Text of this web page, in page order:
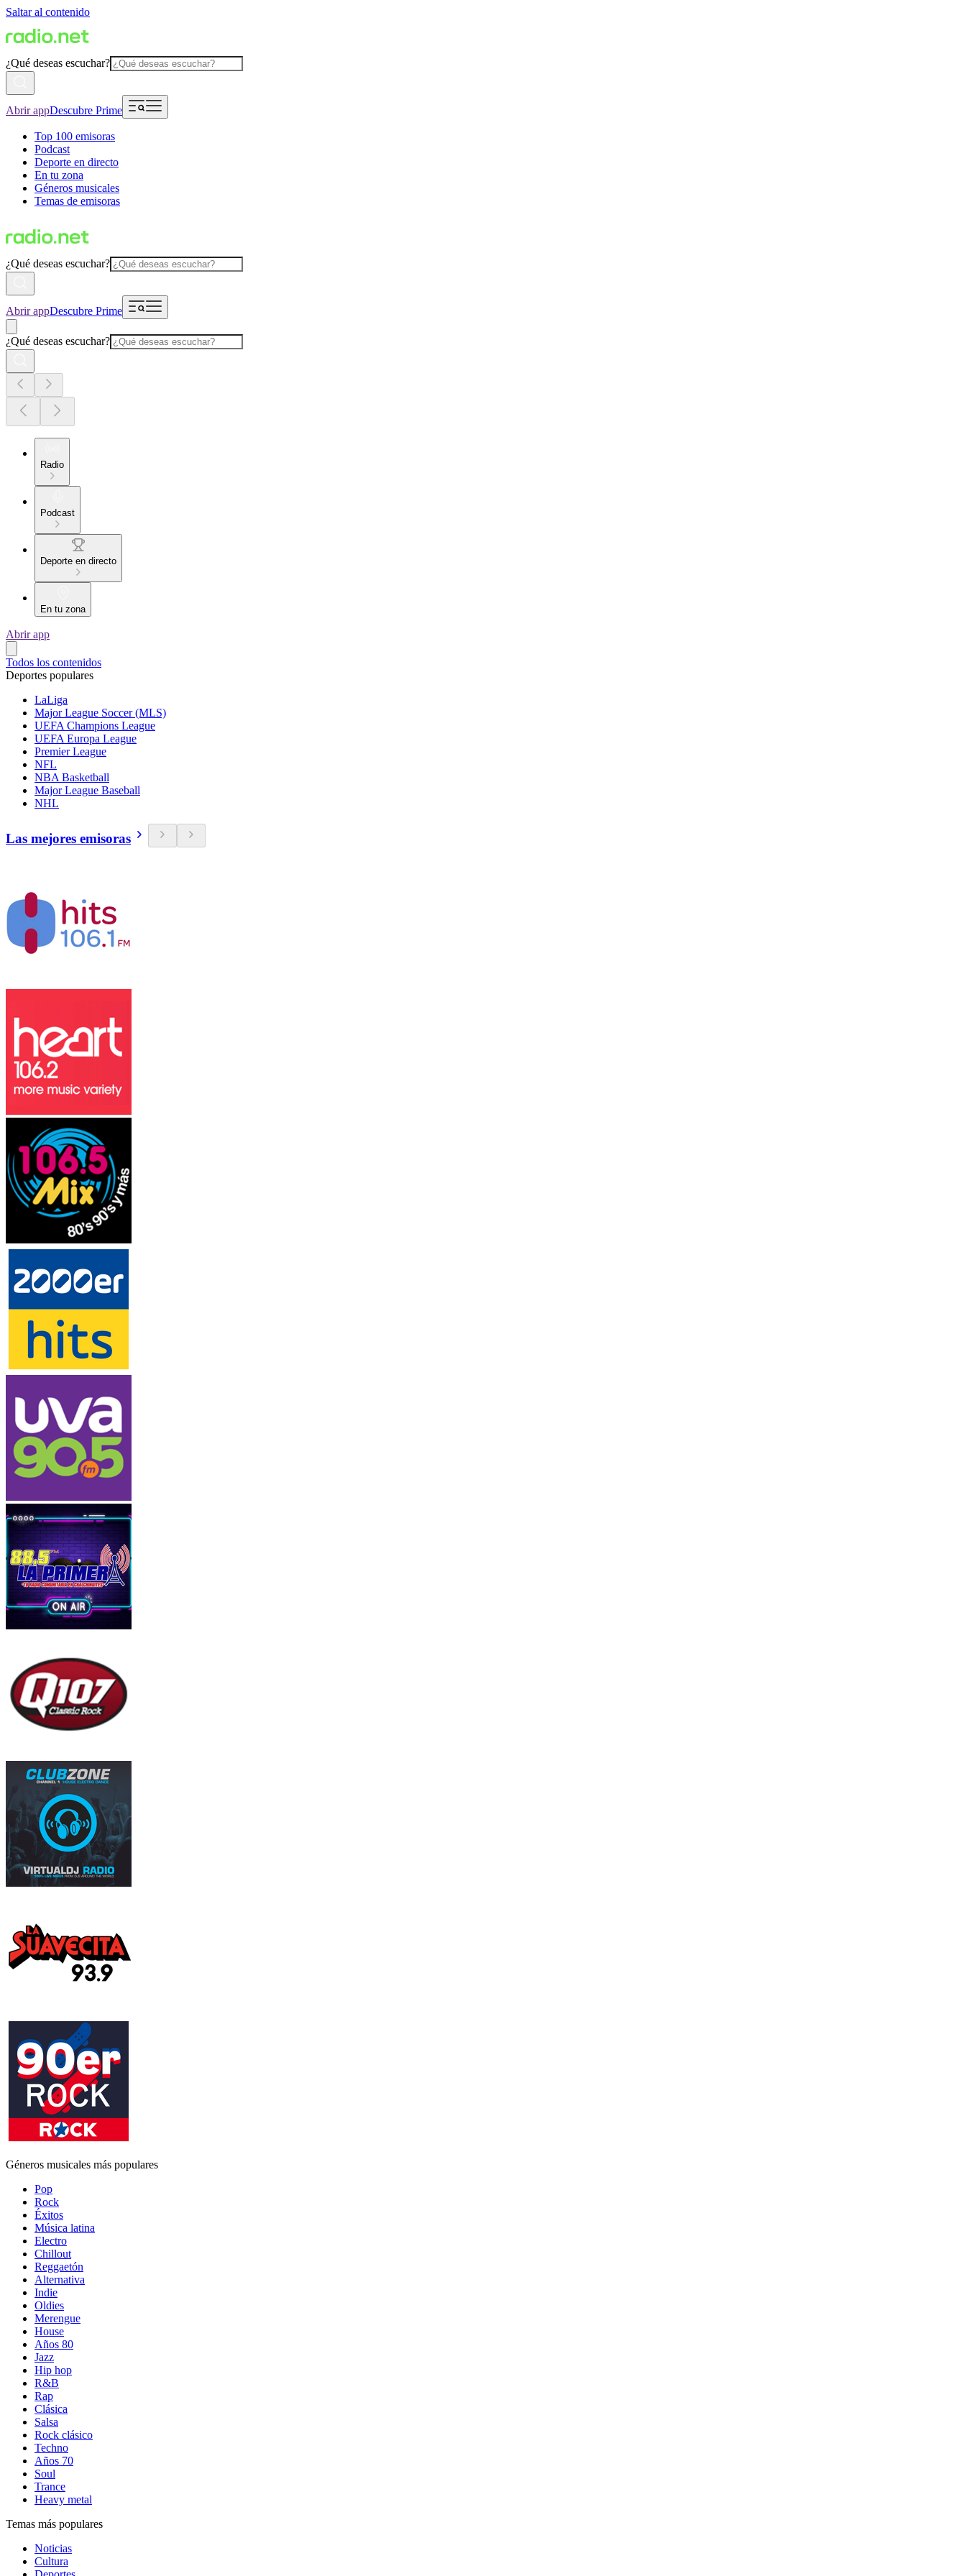
Saltar al contenido
¿Qué deseas escuchar?
Abrir appDescubre Prime
Top 100 emisoras
Podcast
Deporte en directo
En tu zona
Géneros musicales
Temas de emisoras
¿Qué deseas escuchar?
Abrir appDescubre Prime
¿Qué deseas escuchar?
Radio
Podcast
Deporte en directo
En tu zona
Abrir app
Todos los contenidos
Deportes populares
LaLiga
Major League Soccer (MLS)
UEFA Champions League
UEFA Europa League
Premier League
NFL
NBA Basketball
Major League Baseball
NHL
Las mejores emisoras
Géneros musicales más populares
Pop
Rock
Éxitos
Música latina
Electro
Chillout
Reggaetón
Alternativa
Indie
Oldies
Merengue
House
Años 80
Jazz
Hip hop
R&B
Rap
Clásica
Salsa
Rock clásico
Techno
Años 70
Soul
Trance
Heavy metal
Temas más populares
Noticias
Cultura